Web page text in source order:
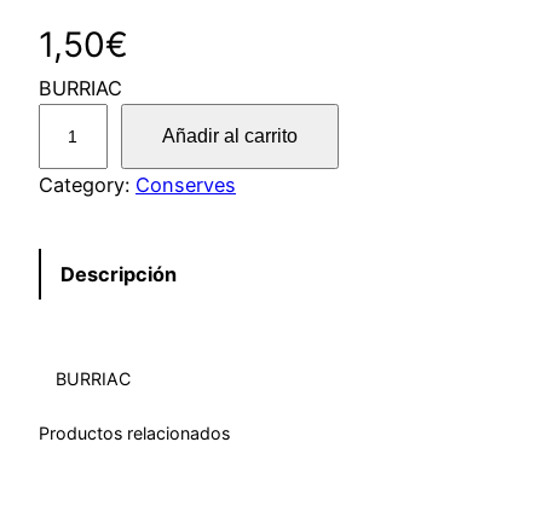
1,50€
BURRIAC
é
a
o
t
Añadir al carrito
Category: Conserves
Descripción
BURRIAC
Productos relacionados